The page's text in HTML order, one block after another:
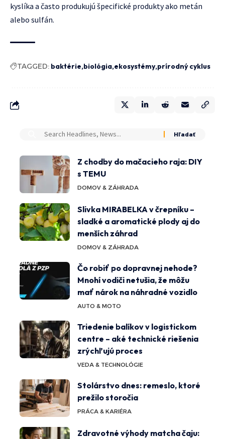
kyslíka a často produkujú špecifické produkty ako metán
alebo sulfán.
TAGGED: baktérie biológia ekosystémy prírodný cyklus
Z chodby do mačacieho raja: DIY
s TEMU
DOMOV & ZÁHRADA
Slivka MIRABELKA v črepníku –
sladké a aromatické plody aj do
menších záhrad
DOMOV & ZÁHRADA
Čo robiť po dopravnej nehode?
Mnohí vodiči netušia, že môžu
mať nárok na náhradné vozidlo
AUTO & MOTO
Triedenie balíkov v logistickom
centre – aké technické riešenia
zrýchľujú proces
VEDA & TECHNOLÓGIE
Stolárstvo dnes: remeslo, ktoré
prežilo storočia
PRÁCA & KARIÉRA
Zdravotné výhody matcha čaju: